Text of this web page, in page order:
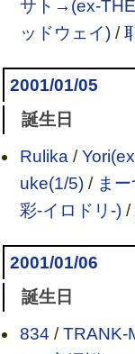
サト→(ex-
ッドウェイ)/
2001/01/05
誕生日
Rulika /
uke(1/5)/ ま
彩-イロドリ-)/
2001/01/06
誕生日
834 /TRANK-